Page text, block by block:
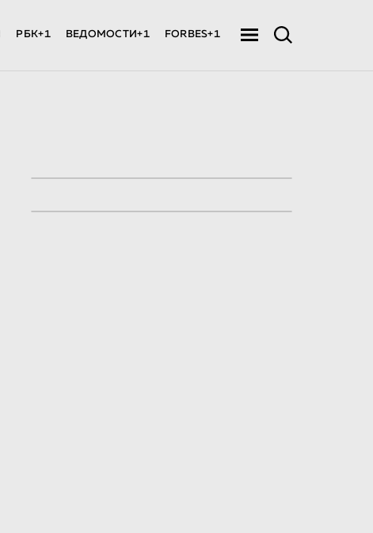
РБК+1 ВЕДОМОСТИ+1 FORBES+1